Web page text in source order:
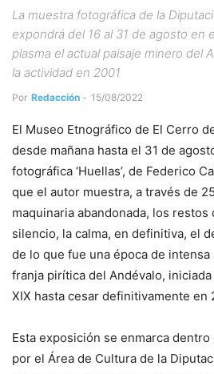
La muestra fotográfica de la
expondrá del 16 al 31 de agosto en
plasma el actual paisaje minero del
la actividad en 2001
Por Redacción - 15/08/2022
El Museo Etnográfico de El Cerro
desde mañana hasta el 31 de
fotográfica ‘Huellas’, de Federico
que el autor muestra, a través de
maquinaria abandonada, los
silencio, la calma, en definitiva, el
de lo que fue una época de
franja pirítica del Andévalo,
XIX hasta cesar definitivamente en
Esta exposición se enmarca
por el Área de Cultura de la